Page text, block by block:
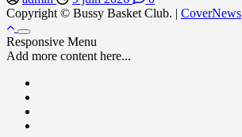
Copyright © Bussy Basket Club. | CoverNews
Responsive Menu
Add more content here...